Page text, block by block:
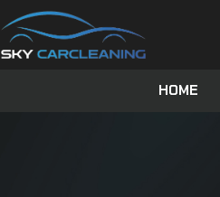
HOME